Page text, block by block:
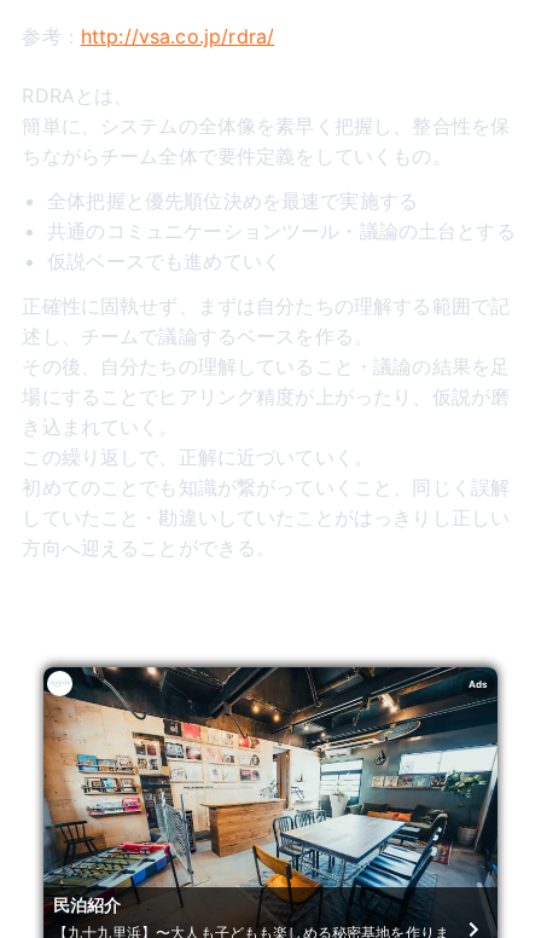
参考： http://vsa.co.jp/rdra/
RDRAとは、
簡単に、システムの全体像を素早く把握し、整合性を保
ちながらチーム全体で要件定義をしていくもの。
全体把握と優先順位決めを最速で実施する
共通のコミュニケーションツール・議論の土台とする
仮説ベースでも進めていく
正確性に固執せず、まずは自分たちの理解する範囲で記
述し、チームで議論するベースを作る。
その後、自分たちの理解していること・議論の結果を足
場にすることでヒアリング精度が上がったり、仮説が磨
き込まれていく。
この繰り返しで、正解に近づいていく。
初めてのことでも知識が繋がっていくこと、同じく誤解
していたこと・勘違いしていたことがはっきりし正しい
方向へ迎えることができる。
Ads
民泊紹介
【九十九里浜】〜大人も子どもも楽しめる秘密基地を作りま